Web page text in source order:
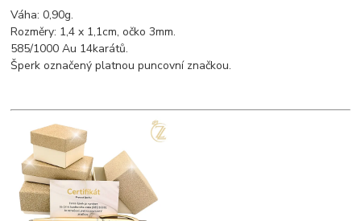
Váha: 0,90g.
Rozměry: 1,4 x 1,1cm, očko 3mm.
585/1000 Au 14karátů.
Šperk označený platnou puncovní značkou.